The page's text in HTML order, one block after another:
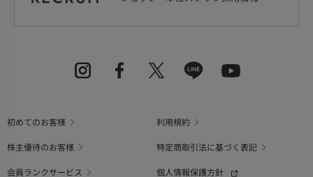
初めてのお客様
利用規約
株主優待のお客様
特定商取引法に基づく表記
会員ランクサービス
個人情報保護方針